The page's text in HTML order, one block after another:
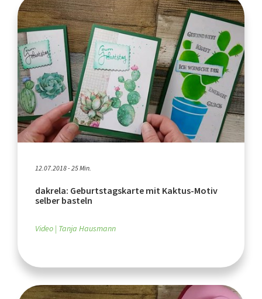
12.07.2018 - 25 Min.
dakrela: Geburtstagskarte mit Kaktus-Motiv
selber basteln
Video Tanja Hausmann